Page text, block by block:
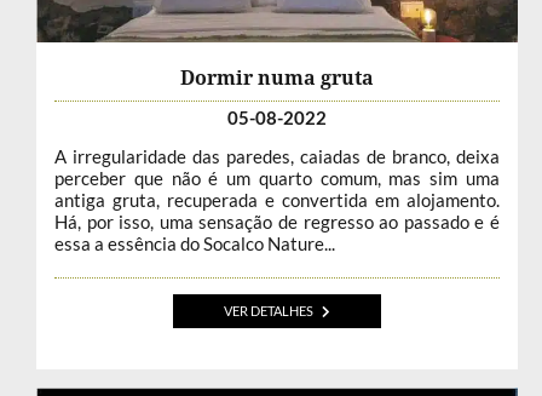
Dormir numa gruta
05-08-2022
A irregularidade das paredes, caiadas de branco, deixa
perceber que não é um quarto comum, mas sim uma
antiga gruta, recuperada e convertida em alojamento.
Há, por isso, uma sensação de regresso ao passado e é
essa a essência do Socalco Nature...
VER DETALHES